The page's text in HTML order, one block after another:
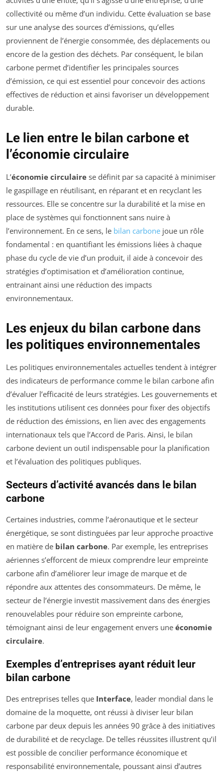
collectivité ou même d’un individu. Cette évaluation se base
sur une analyse des sources d’émissions, qu’elles
proviennent de l’énergie consommée, des déplacements ou
encore de la gestion des déchets. Par conséquent, le bilan
carbone permet d’identifier les principales sources
d’émission, ce qui est essentiel pour concevoir des actions
effectives de réduction et ainsi favoriser un développement
durable.
Le lien entre le bilan carbone et
l’économie circulaire
L’économie circulaire se définit par sa capacité à minimiser
le gaspillage en réutilisant, en réparant et en recyclant les
ressources. Elle se concentre sur la durabilité et la mise en
place de systèmes qui fonctionnent sans nuire à
l’environnement. En ce sens, le bilan carbone joue un rôle
fondamental : en quantifiant les émissions liées à chaque
phase du cycle de vie d’un produit, il aide à concevoir des
stratégies d’optimisation et d’amélioration continue,
entrainant ainsi une réduction des impacts
environnementaux.
Les enjeux du bilan carbone dans
les politiques environnementales
Les politiques environnementales actuelles tendent à intégrer
des indicateurs de performance comme le bilan carbone afin
d’évaluer l’efficacité de leurs stratégies. Les gouvernements et
les institutions utilisent ces données pour fixer des objectifs
de réduction des émissions, en lien avec des engagements
internationaux tels que l’Accord de Paris. Ainsi, le bilan
carbone devient un outil indispensable pour la planification
et l’évaluation des politiques publiques.
Secteurs d’activité avancés dans le bilan
carbone
Certaines industries, comme l’aéronautique et le secteur
énergétique, se sont distinguées par leur approche proactive
en matière de bilan carbone. Par exemple, les entreprises
aériennes s’efforcent de mieux comprendre leur empreinte
carbone afin d’améliorer leur image de marque et de
répondre aux attentes des consommateurs. De même, le
secteur de l’énergie investit massivement dans des énergies
renouvelables pour réduire son empreinte carbone,
témoignant ainsi de leur engagement envers une économie
circulaire.
Exemples d’entreprises ayant réduit leur
bilan carbone
Des entreprises telles que Interface, leader mondial dans le
domaine de la moquette, ont réussi à diviser leur bilan
carbone par deux depuis les années 90 grâce à des initiatives
de durabilité et de recyclage. De telles réussites illustrent qu’il
est possible de concilier performance économique et
responsabilité environnementale, poussant ainsi d’autres